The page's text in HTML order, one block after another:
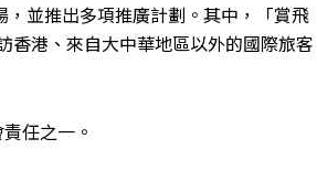
並推出多項推廣計劃。其中，「賞飛
香港、來自大中華地區以外的國際旅客
任之一。